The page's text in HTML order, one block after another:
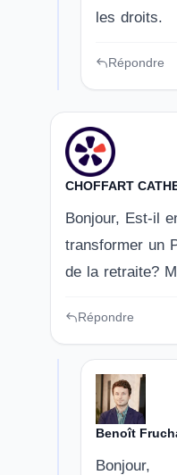
les droits.
Répondre
CHOFFART
Bonjour, Est-il
transformer un
de la retraite?
Répondre
Benoît
Bonjour,